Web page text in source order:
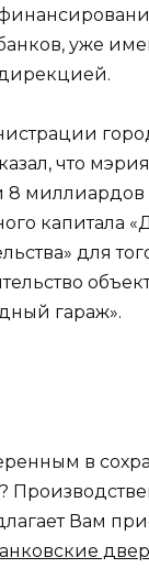
уже
что
миллиардов
капитала
для
гараж».
в
Вам